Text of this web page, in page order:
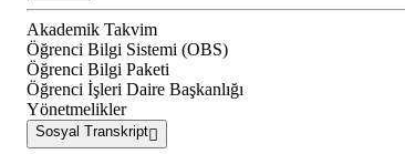
Akademik Takvim
Öğrenci Bilgi Sistemi (OBS)
Öğrenci Bilgi Paketi
Öğrenci İşleri Daire Başkanlığı
Yönetmelikler
Sosyal Transkript